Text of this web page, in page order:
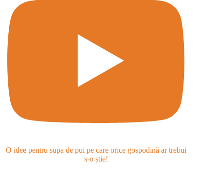
O idee pentru supa de pui pe care orice gospodină ar trebui
s-o știe!